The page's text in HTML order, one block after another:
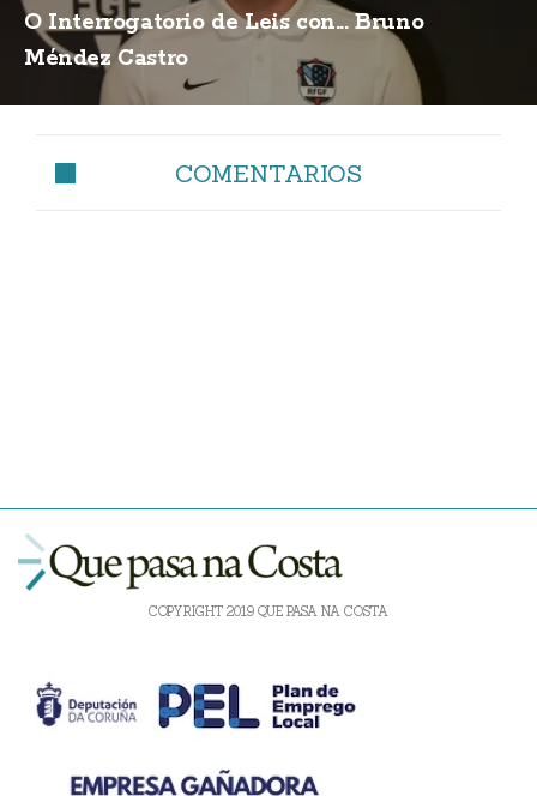
O Interrogatorio de Leis con... Bruno
Méndez Castro
COMENTARIOS
COPYRIGHT 2019 QUE PASA NA COSTA